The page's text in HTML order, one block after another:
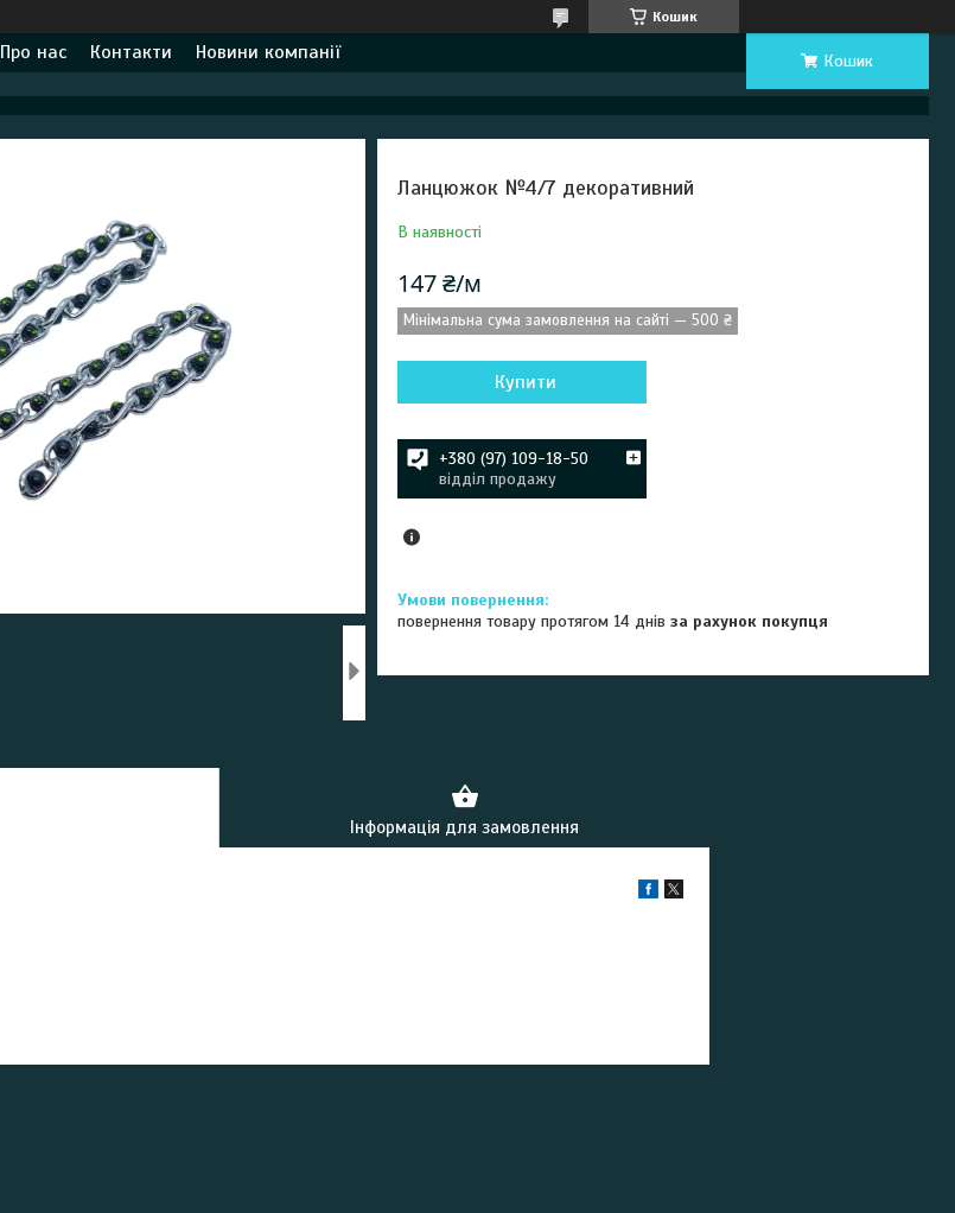
Кошик
Про нас Контакти Новини компанії Кошик
Ланцюжок №4/7 декоративний
В наявності
147 ₴/м
Мінімальна сума замовлення на сайті — 500 ₴
Купити
+380 (97) 109-18-50
відділ продажу
повернення товару протягом 14 днівза рахунок покупця
Інформація для замовлення